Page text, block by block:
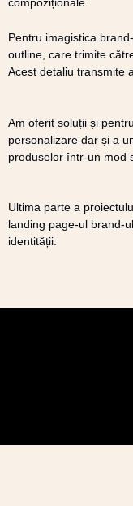
Pentru imagistica
outline, care trimite
Acest detaliu transmite
Am oferit soluții și
personalizare dar și a
produselor într-un mod
Ultima parte a
landing page-ul brand-
identității.